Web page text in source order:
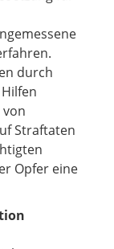
durch
Straftaten
Opfer eine